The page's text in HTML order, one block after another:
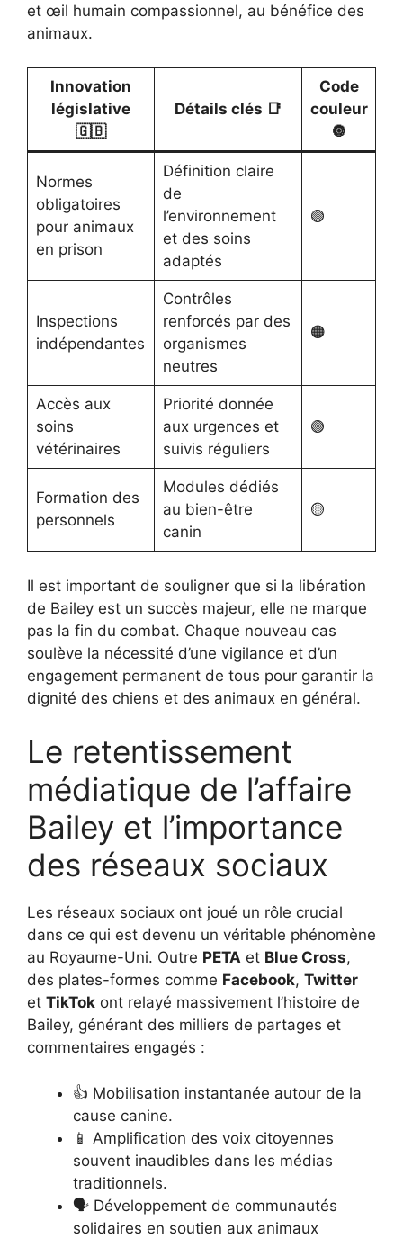
et œil humain compassionnel, au bénéfice des
animaux.
Innovation
législative
🇬🇧
Détails clés 📑
Code
couleur
🔘
Normes
obligatoires
pour animaux
en prison
Définition claire
de
l’environnement
et des soins
adaptés
🟢
Inspections
indépendantes
Contrôles
renforcés par des
organismes
neutres
🟠
Accès aux
soins
vétérinaires
Priorité donnée
aux urgences et
suivis réguliers
🟢
Formation des
personnels
Modules dédiés
au bien-être
canin
🟡
Il est important de souligner que si la libération
de Bailey est un succès majeur, elle ne marque
pas la fin du combat. Chaque nouveau cas
soulève la nécessité d’une vigilance et d’un
engagement permanent de tous pour garantir la
dignité des chiens et des animaux en général.
Le retentissement
médiatique de l’affaire
Bailey et l’importance
des réseaux sociaux
Les réseaux sociaux ont joué un rôle crucial
dans ce qui est devenu un véritable phénomène
au Royaume-Uni. Outre PETA et Blue Cross,
des plates-formes comme Facebook, Twitter
et TikTok ont relayé massivement l’histoire de
Bailey, générant des milliers de partages et
commentaires engagés :
👍 Mobilisation instantanée autour de la
cause canine.
📱 Amplification des voix citoyennes
souvent inaudibles dans les médias
traditionnels.
🗣 Développement de communautés
solidaires en soutien aux animaux